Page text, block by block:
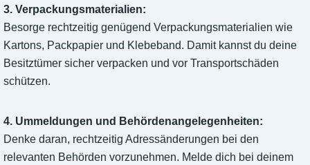
3. Verpackungsmaterialien:
Besorge rechtzeitig genügend Verpackungsmaterialien wie
Kartons, Packpapier und Klebeband. Damit kannst du deine
Besitztümer sicher verpacken und vor Transportschäden
schützen.
4. Ummeldungen und Behördenangelegenheiten:
Denke daran, rechtzeitig Adressänderungen bei den
relevanten Behörden vorzunehmen. Melde dich bei deinem